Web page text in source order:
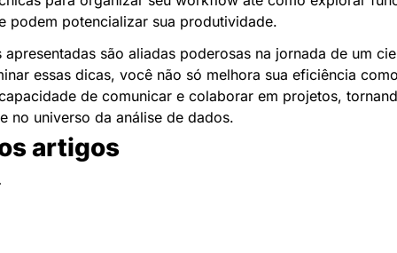
podem potencializar sua produtividade.
apresentadas são aliadas poderosas na jornada de um
essas dicas, você não só melhora sua eficiência
de comunicar e colaborar em projetos,
no universo da análise de dados.
artigos